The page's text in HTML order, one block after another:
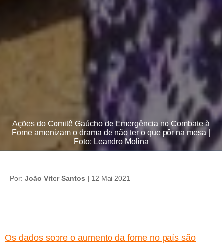
Ações do Comitê Gaúcho de Emergência no Combate à
Fome amenizam o drama de não ter o que pôr na mesa |
Foto: Leandro Molina
Por: João Vitor Santos | 12 Mai 2021
Os dados sobre o aumento da fome no país são